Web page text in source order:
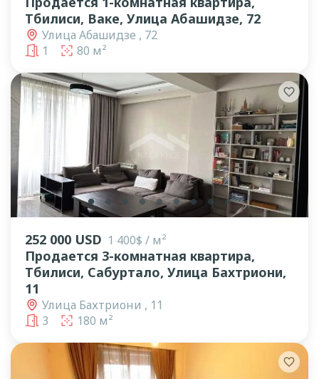
Тбилиси, Ваке, Улица Абашидзе, 72
Улица Абашидзе , 72
1
80 м²
lens lens lens lens lens lens lens lens
252 000 USD 1 400$ / м²
Продается 3-комнатная квартира,
Тбилиси, Сабуртало, Улица Бахтриони,
11
Улица Бахтриони , 11
3
180 м²